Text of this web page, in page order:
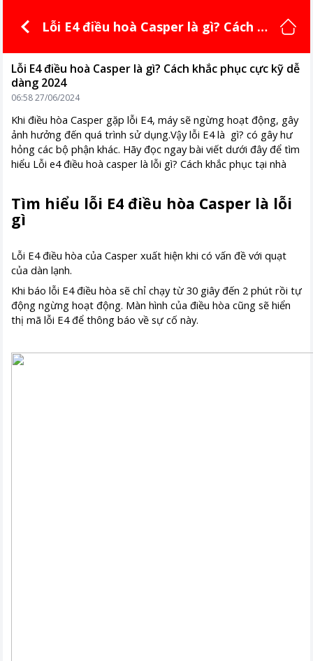
Lỗi E4 điều hoà Casper là gì? Cách k
Lỗi E4 điều hoà Casper là gì? Cách khắc phục cực kỹ dễ
dàng 2024
06:58 27/06/2024
Khi điều hòa Casper gặp lỗi E4, máy sẽ ngừng hoạt động, gây
ảnh hưởng đến quá trình sử dụng.Vậy lỗi E4 là gì? có gây hư
hỏng các bộ phận khác. Hãy đọc ngay bài viết dưới đây để tìm
hiểu Lỗi e4 điều hoà casper là lỗi gì? Cách khắc phục tại nhà
Tìm hiểu lỗi E4 điều hòa Casper là lỗi
gì
Lỗi E4 điều hòa của Casper xuất hiện khi có vấn đề với quạt
của dàn lạnh.
Khi báo lỗi E4 điều hòa sẽ chỉ chạy từ 30 giây đến 2 phút rồi tự
động ngừng hoạt động. Màn hình của điều hòa cũng sẽ hiển
thị mã lỗi E4 để thông báo về sự cố này.